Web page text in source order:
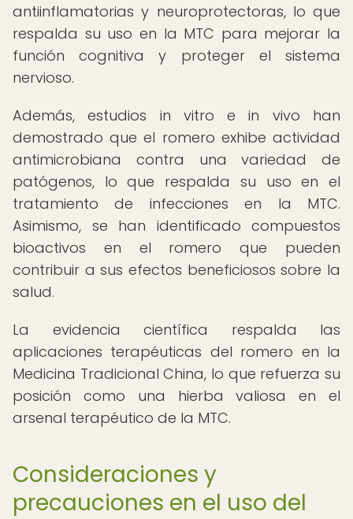
antiinflamatorias y neuroprotectoras, lo que
respalda su uso en la MTC para mejorar la
función cognitiva y proteger el sistema
nervioso.
Además, estudios in vitro e in vivo han
demostrado que el romero exhibe actividad
antimicrobiana contra una variedad de
patógenos, lo que respalda su uso en el
tratamiento de infecciones en la MTC.
Asimismo, se han identificado compuestos
bioactivos en el romero que pueden
contribuir a sus efectos beneficiosos sobre la
salud.
La evidencia científica respalda las
aplicaciones terapéuticas del romero en la
Medicina Tradicional China, lo que refuerza su
posición como una hierba valiosa en el
arsenal terapéutico de la MTC.
Consideraciones y
precauciones en el uso del